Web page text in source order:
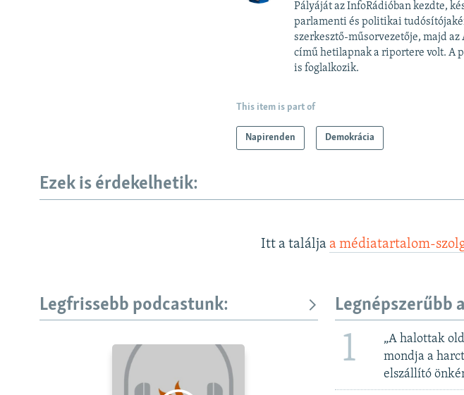
Pályáját az InfoRádióban kezdte,
parlamenti és politikai
szerkesztő-műsorvezetője, majd
című hetilapnak a riportere volt. A
is foglalkozik.
This item is part of
Napirenden Demokrácia
Ezek is érdekelhetik:
Itt a találja a médiatartalom-
Legfrissebb podcastunk: Legnépszerűbb
1
„A halottak
mondja a
elszállító